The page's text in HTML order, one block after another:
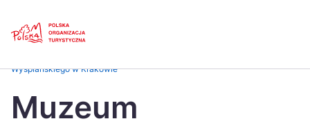
Česká
Wyspiańskiego w Krakowie
Muzeum